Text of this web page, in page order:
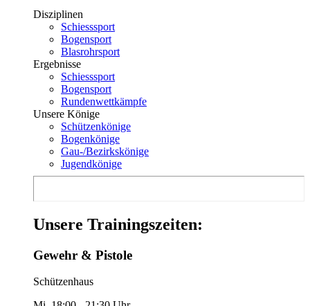
Disziplinen
Schiesssport
Bogensport
Blasrohrsport
Ergebnisse
Schiesssport
Bogensport
Rundenwettkämpfe
Unsere Könige
Schützenkönige
Bogenkönige
Gau-/Bezirkskönige
Jugendkönige
Unsere Trainingszeiten:
Gewehr & Pistole
Schützenhaus